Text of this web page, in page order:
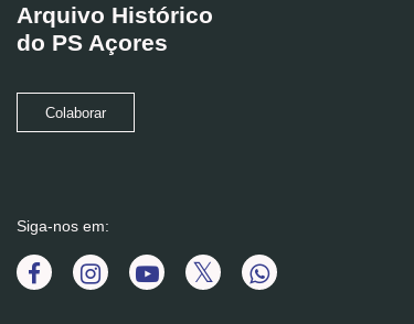
Arquivo Histórico
do PS Açores
Colaborar
Siga-nos em: